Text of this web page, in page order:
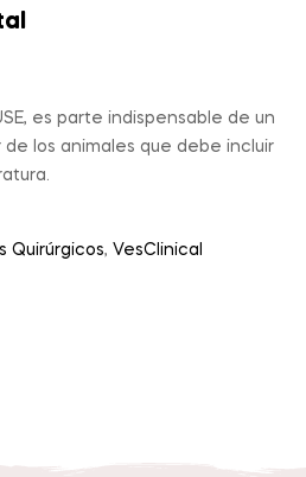
es parte indispensable de un
los animales que debe incluir
Quirúrgicos, VesClinical